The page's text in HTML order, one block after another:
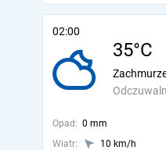
02:00
35°C
Opad: 0 mm
Wiatr:
10 km/h